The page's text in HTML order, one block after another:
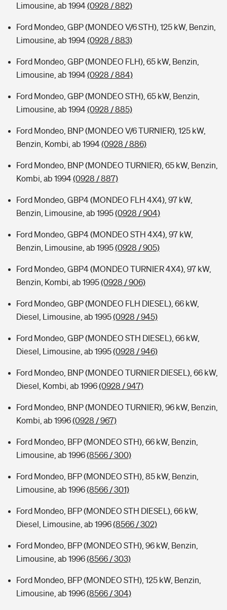
Limousine, ab 1994(0928 / 882)
Ford Mondeo, GBP (MONDEO V/6 STH), 125 kW, Benzin,
Limousine, ab 1994(0928 / 883)
Ford Mondeo, GBP (MONDEO FLH), 65 kW, Benzin,
Limousine, ab 1994(0928 / 884)
Ford Mondeo, GBP (MONDEO STH), 65 kW, Benzin,
Limousine, ab 1994(0928 / 885)
Ford Mondeo, BNP (MONDEO V/6 TURNIER), 125 kW,
Benzin, Kombi, ab 1994(0928 / 886)
Ford Mondeo, BNP (MONDEO TURNIER), 65 kW, Benzin,
Kombi, ab 1994(0928 / 887)
Ford Mondeo, GBP4 (MONDEO FLH 4X4), 97 kW,
Benzin, Limousine, ab 1995(0928 / 904)
Ford Mondeo, GBP4 (MONDEO STH 4X4), 97 kW,
Benzin, Limousine, ab 1995(0928 / 905)
Ford Mondeo, GBP4 (MONDEO TURNIER 4X4), 97 kW,
Benzin, Kombi, ab 1995(0928 / 906)
Ford Mondeo, GBP (MONDEO FLH DIESEL), 66 kW,
Diesel, Limousine, ab 1995(0928 / 945)
Ford Mondeo, GBP (MONDEO STH DIESEL), 66 kW,
Diesel, Limousine, ab 1995(0928 / 946)
Ford Mondeo, BNP (MONDEO TURNIER DIESEL), 66 kW,
Diesel, Kombi, ab 1996(0928 / 947)
Ford Mondeo, BNP (MONDEO TURNIER), 96 kW, Benzin,
Kombi, ab 1996(0928 / 967)
Ford Mondeo, BFP (MONDEO STH), 66 kW, Benzin,
Limousine, ab 1996(8566 / 300)
Ford Mondeo, BFP (MONDEO STH), 85 kW, Benzin,
Limousine, ab 1996(8566 / 301)
Ford Mondeo, BFP (MONDEO STH DIESEL), 66 kW,
Diesel, Limousine, ab 1996(8566 / 302)
Ford Mondeo, BFP (MONDEO STH), 96 kW, Benzin,
Limousine, ab 1996(8566 / 303)
Ford Mondeo, BFP (MONDEO STH), 125 kW, Benzin,
Limousine, ab 1996(8566 / 304)